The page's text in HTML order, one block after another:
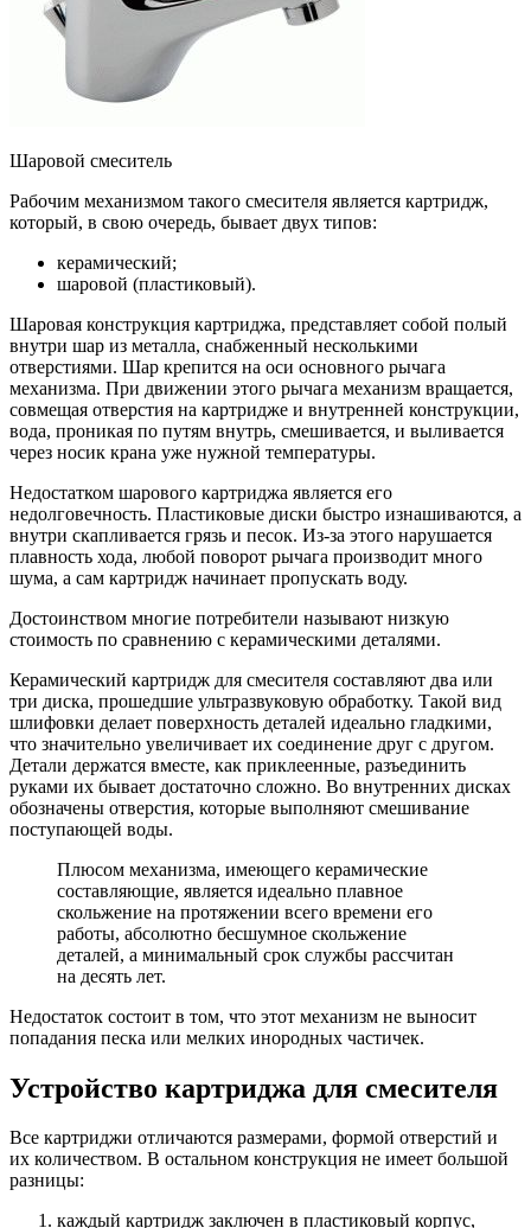
Шаровой смеситель
Рабочим механизмом такого смесителя является картридж,
который, в свою очередь, бывает двух типов:
керамический;
шаровой (пластиковый).
Шаровая конструкция картриджа, представляет собой полый
внутри шар из металла, снабженный несколькими
отверстиями. Шар крепится на оси основного рычага
механизма. При движении этого рычага механизм вращается,
совмещая отверстия на картридже и внутренней конструкции,
вода, проникая по путям внутрь, смешивается, и выливается
через носик крана уже нужной температуры.
Недостатком шарового картриджа является его
недолговечность. Пластиковые диски быстро изнашиваются, а
внутри скапливается грязь и песок. Из-за этого нарушается
плавность хода, любой поворот рычага производит много
шума, а сам картридж начинает пропускать воду.
Достоинством многие потребители называют низкую
стоимость по сравнению с керамическими деталями.
Керамический картридж для смесителя составляют два или
три диска, прошедшие ультразвуковую обработку. Такой вид
шлифовки делает поверхность деталей идеально гладкими,
что значительно увеличивает их соединение друг с другом.
Детали держатся вместе, как приклеенные, разъединить
руками их бывает достаточно сложно. Во внутренних дисках
обозначены отверстия, которые выполняют смешивание
поступающей воды.
Плюсом механизма, имеющего керамические
составляющие, является идеально плавное
скольжение на протяжении всего времени его
работы, абсолютно бесшумное скольжение
деталей, а минимальный срок службы рассчитан
на десять лет.
Недостаток состоит в том, что этот механизм не выносит
попадания песка или мелких инородных частичек.
Устройство картриджа для смесителя
Все картриджи отличаются размерами, формой отверстий и
их количеством. В остальном конструкция не имеет большой
разницы:
каждый картридж заключен в пластиковый корпус,